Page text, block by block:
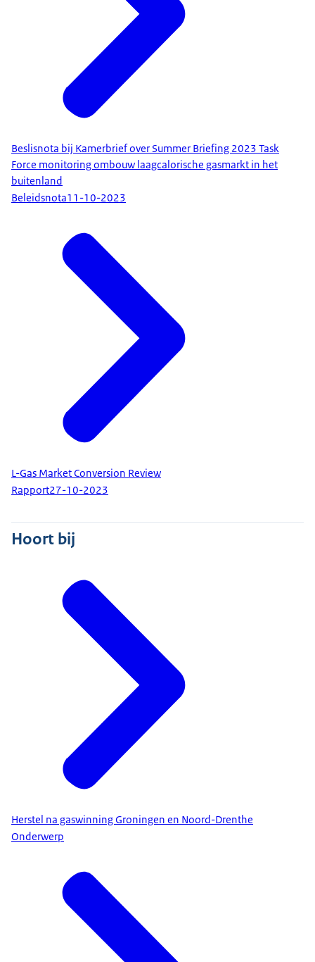
Beslisnota bij Kamerbrief over Summer Briefing 2023 Task
Force monitoring ombouw laagcalorische gasmarkt in het
buitenland
Beleidsnota11-10-2023
L-Gas Market Conversion Review
Rapport27-10-2023
Hoort bij
Herstel na gaswinning Groningen en Noord-Drenthe
Onderwerp